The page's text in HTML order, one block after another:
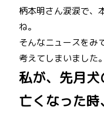
柄本明さん涙涙で、
ね。
そんなニュースをみ
考えてしまいました。
私が、先月
亡くなった